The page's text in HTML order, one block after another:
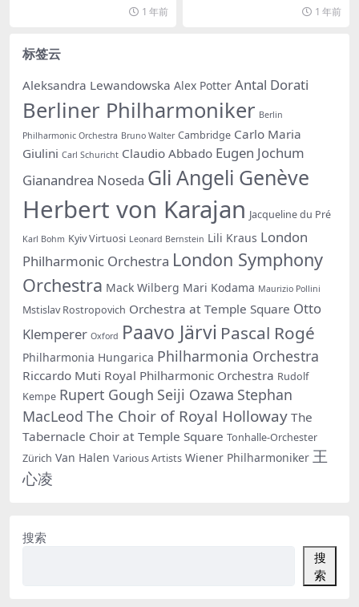
1 年前 1 年前
标签云
Aleksandra Lewandowska Alex Potter Antal Dorati
Berliner Philharmoniker Berlin
Philharmonic Orchestra Bruno Walter Cambridge Carlo Maria
Giulini Carl Schuricht Claudio Abbado Eugen Jochum
Gianandrea Noseda Gli Angeli Genève
Herbert von Karajan Jacqueline du Pré
Karl Bohm Kyiv Virtuosi Leonard Bernstein Lili Kraus London
Philharmonic Orchestra London Symphony
Orchestra Mack Wilberg Mari Kodama Maurizio Pollini
Mstislav Rostropovich Orchestra at Temple Square Otto
Klemperer Oxford Paavo Järvi Pascal Rogé
Philharmonia Hungarica Philharmonia Orchestra
Riccardo Muti Royal Philharmonic Orchestra Rudolf
Kempe Rupert Gough Seiji Ozawa Stephan
MacLeod The Choir of Royal Holloway The
Tabernacle Choir at Temple Square Tonhalle-Orchester
Zürich Van Halen Various Artists Wiener Philharmoniker 王
心凌
搜索
搜
索